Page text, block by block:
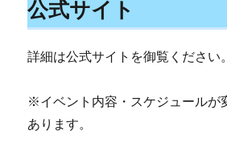
公式サイト
詳細は公式サイトを御覧ください。
※イベント内容・スケジュールが
あります。